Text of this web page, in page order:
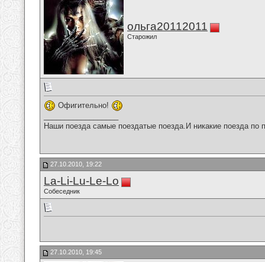
ольга20112011
Старожил
Офигительно!
Наши поезда самые поездатые поезда.И никакие поезда по
27.10.2010, 19:22
La-Li-Lu-Le-Lo
Собеседник
27.10.2010, 19:45